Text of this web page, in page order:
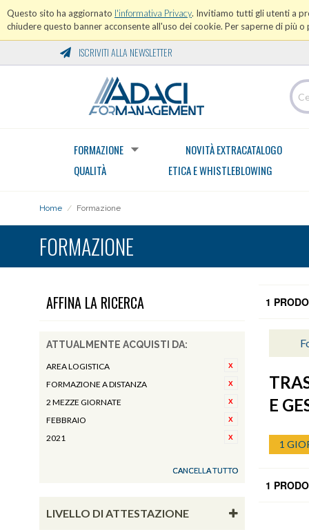
Questo sito ha aggiornato l'informativa Privacy. Invitiamo tutti gli utenti a
chiudere questo banner acconsente all'uso dei cookie. Per saperne di più
ISCRIVITI ALLA NEWSLETTER
FORMAZIONE NOVITÀ EXTRACATALOGO
QUALITÀ
ETICA E WHISTLEBLOWING
Home / Formazione
FORMAZIONE
AFFINA LA RICERCA
ATTUALMENTE ACQUISTI DA:
AREA LOGISTICA
FORMAZIONE A DISTANZA
2 MEZZE GIORNATE
FEBBRAIO
2021
CANCELLA TUTTO
LIVELLO DI ATTESTAZIONE
1
E
1
1